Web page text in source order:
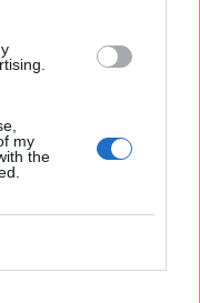
my
the
για
από την
από το Υπουργείο
των φοιτητών
ψησταριά στο
πάρκο”